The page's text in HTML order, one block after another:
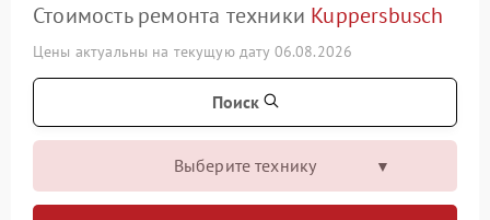
Стоимость ремонта техники Kuppersbusch
Цены актуальны на текущую дату 06.08.2026
Поиск
Выберите технику